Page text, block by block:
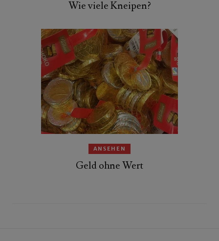
Wie viele Kneipen?
ANSEHEN
Geld ohne Wert